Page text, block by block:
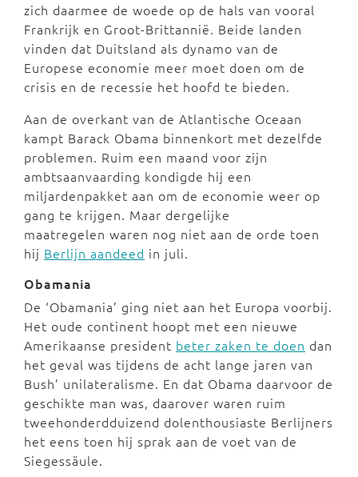
zich daarmee de woede op de hals van vooral
Frankrijk en Groot-Brittannië. Beide landen
vinden dat Duitsland als dynamo van de
Europese economie meer moet doen om de
crisis en de recessie het hoofd te bieden.
Aan de overkant van de Atlantische Oceaan
kampt Barack Obama binnenkort met dezelfde
problemen. Ruim een maand voor zijn
ambtsaanvaarding kondigde hij een
miljardenpakket aan om de economie weer op
gang te krijgen. Maar dergelijke
maatregelen waren nog niet aan de orde toen
hij Berlijn aandeed in juli.
Obamania
De ‘Obamania’ ging niet aan het Europa voorbij.
Het oude continent hoopt met een nieuwe
Amerikaanse president beter zaken te doen dan
het geval was tijdens de acht lange jaren van
Bush’ unilateralisme. En dat Obama daarvoor de
geschikte man was, daarover waren ruim
tweehonderdduizend dolenthousiaste Berlijners
het eens toen hij sprak aan de voet van de
Siegessäule.